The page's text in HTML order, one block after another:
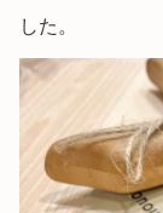
した。